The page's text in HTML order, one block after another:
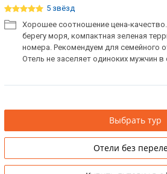
5 звёзд
Хорошее соотношение цена-
берегу моря, компактная зеленая
номера. Рекомендуем для семейного
Отель не заселяет одиноких мужчин
Выбрать тур
Отели без